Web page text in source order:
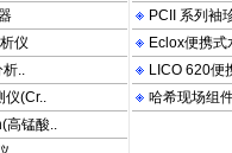
仪
..
仪(Cr..
高锰酸..
PCII 系列袖
Eclox便携式
LICO 620便
哈希现场组